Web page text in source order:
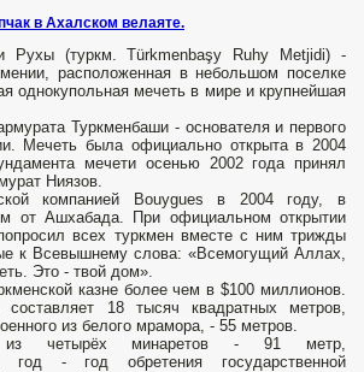
в Ахалском велаяте.
Рухы (туркм. Türkmenbaşy Ruhy Metjidi) -
расположенная в небольшом поселке
однокупольная мечеть в мире и крупнейшая
Туркменбаши - основателя и первого
Мечеть была официально открыта в 2004
мечети осенью 2002 года принял
Ниязов.
компанией Bouygues в 2004 году, в
от Ашхабада. При официальном открытии
всех туркмен вместе с ним трижды
к Всевышнему слова: «Всемогущий Аллах,
Это - твой дом».
казне более чем в $100 миллионов.
18 тысяч квадратных метров,
из белого мрамора, - 55 метров.
из четырёх минаретов - 91 метр,
год - год обретения государственной